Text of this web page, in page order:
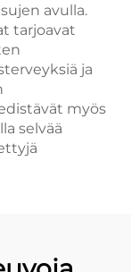
avulla.
tarjoavat
ja
myös
selvää